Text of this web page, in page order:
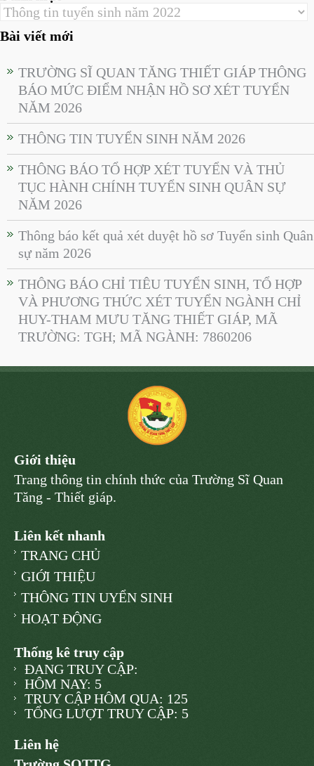
Bài viết mới
TRƯỜNG SĨ QUAN TĂNG THIẾT GIÁP THÔNG
BÁO MỨC ĐIỂM NHẬN HỒ SƠ XÉT TUYỂN
NĂM 2026
THÔNG TIN TUYỂN SINH NĂM 2026
THÔNG BÁO TỔ HỢP XÉT TUYỂN VÀ THỦ
TỤC HÀNH CHÍNH TUYỂN SINH QUÂN SỰ
NĂM 2026
Thông báo kết quả xét duyệt hồ sơ Tuyển sinh Quân
sự năm 2026
THÔNG BÁO CHỈ TIÊU TUYỂN SINH, TỔ HỢP
VÀ PHƯƠNG THỨC XÉT TUYỂN NGÀNH CHỈ
HUY-THAM MƯU TĂNG THIẾT GIÁP, MÃ
TRƯỜNG: TGH; MÃ NGÀNH: 7860206
Giới thiệu
Trang thông tin chính thức của Trường Sĩ Quan
Tăng - Thiết giáp.
Liên kết nhanh
TRANG CHỦ
GIỚI THIỆU
THÔNG TIN UYỂN SINH
HOẠT ĐỘNG
Thống kê truy cập
ĐANG TRUY CẬP:
HÔM NAY: 5
TRUY CẬP HÔM QUA: 125
TỔNG LƯỢT TRUY CẬP: 5
Liên hệ